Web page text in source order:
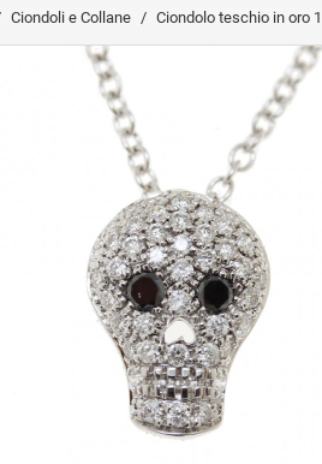
Ciondoli e Collane Ciondolo teschio in oro